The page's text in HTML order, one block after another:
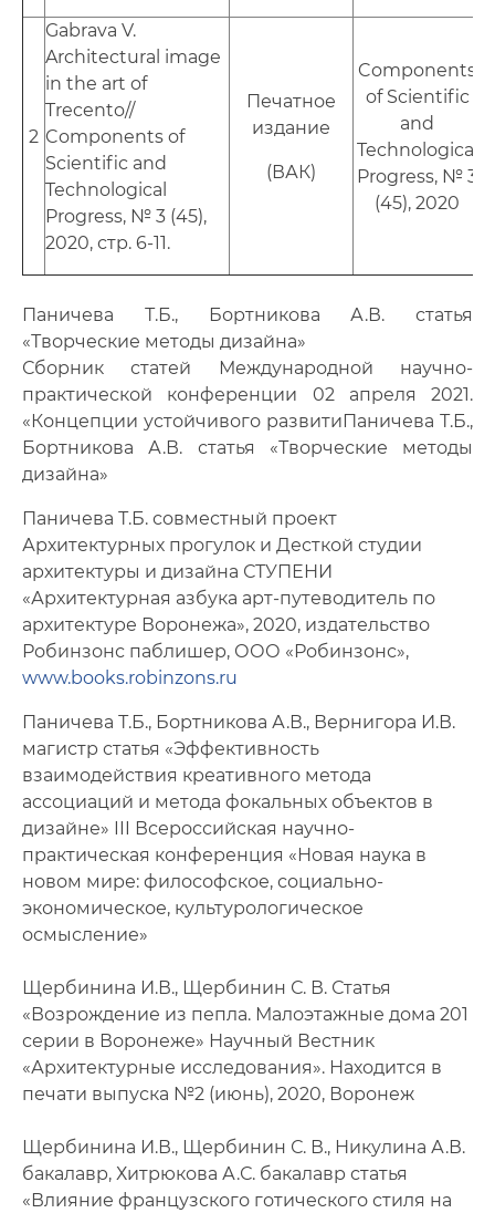
2
Gabrava V.
Architectural image
in the art of
Trecento//
Components of
Scientific and
Technological
Progress, № 3 (45),
2020, стр. 6-11.
Печатное
издание
(ВАК)
Components
of Scientific
and
Technological
Progress, № 3
(45), 2020
Паничева Т.Б., Бортникова А.В. статья
«Творческие методы дизайна»
Сборник статей Международной научно-
практической конференции 02 апреля 2021.
«Концепции устойчивого развитиПаничева Т.Б.,
Бортникова А.В. статья «Творческие методы
дизайна»
Паничева Т.Б. совместный проект
Архитектурных прогулок и Десткой студии
архитектуры и дизайна СТУПЕНИ
«Архитектурная азбука арт-путеводитель по
архитектуре Воронежа», 2020, издательство
Робинзонс паблишер, ООО «Робинзонс»,
www.books.robinzons.ru
Паничева Т.Б., Бортникова А.В., Вернигора И.В.
магистр статья «Эффективность
взаимодействия креативного метода
ассоциаций и метода фокальных объектов в
дизайне» III Всероссийская научно-
практическая конференция «Новая наука в
новом мире: философское, социально-
экономическое, культурологическое
осмысление»
Щербинина И.В., Щербинин С. В. Статья
«Возрождение из пепла. Малоэтажные дома 201
серии в Воронеже» Научный Вестник
«Архитектурные исследования». Находится в
печати выпуска №2 (июнь), 2020, Воронеж
Щербинина И.В., Щербинин С. В., Никулина А.В.
бакалавр, Хитрюкова А.С. бакалавр статья
«Влияние французского готического стиля на